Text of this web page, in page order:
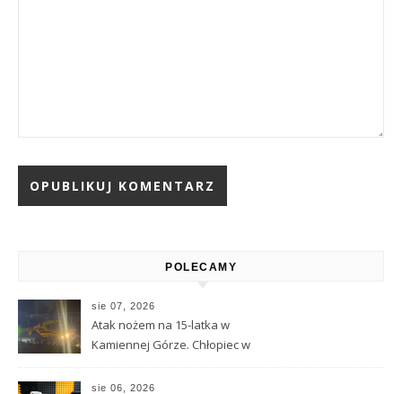
POLECAMY
sie 07, 2026
Atak nożem na 15-latka w
Kamiennej Górze. Chłopiec w
przetransportowany
sie 06, 2026